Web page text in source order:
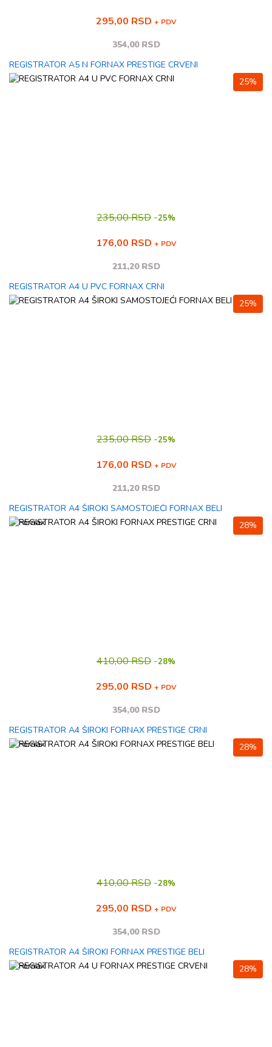
295,00 RSD + PDV
354,00 RSD
REGISTRATOR A5 N FORNAX PRESTIGE CRVENI
25%
235,00 RSD -25%
176,00 RSD + PDV
211,20 RSD
REGISTRATOR A4 U PVC FORNAX CRNI
25%
235,00 RSD -25%
176,00 RSD + PDV
211,20 RSD
REGISTRATOR A4 ŠIROKI SAMOSTOJEĆI FORNAX BELI
28%
410,00 RSD -28%
295,00 RSD + PDV
354,00 RSD
REGISTRATOR A4 ŠIROKI FORNAX PRESTIGE CRNI
28%
410,00 RSD -28%
295,00 RSD + PDV
354,00 RSD
REGISTRATOR A4 ŠIROKI FORNAX PRESTIGE BELI
28%